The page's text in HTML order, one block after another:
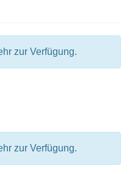
zur Verfügung.
zur Verfügung.